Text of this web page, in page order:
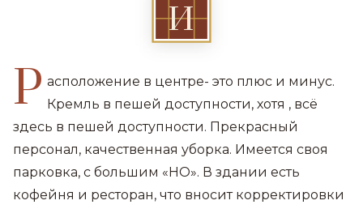
И
Р асположение в центре- это плюс и минус.
Кремль в пешей доступности, хотя , всё
здесь в пешей доступности. Прекрасный
персонал, качественная уборка. Имеется своя
парковка, с большим «НО». В здании есть
кофейня и ресторан, что вносит корректировки